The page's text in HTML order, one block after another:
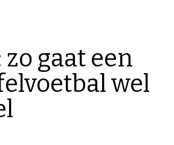
gaat een
wel